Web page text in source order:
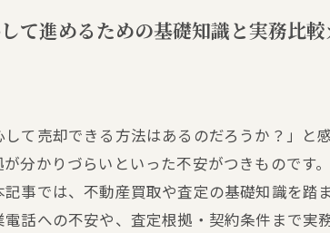
て進めるための基礎知識と実務比
て売却できる方法はあるのだろうか？」と
分かりづらいといった不安がつきものです
事では、不動産買取や査定の基礎知識を
話への不安や、査定根拠・契約条件まで実